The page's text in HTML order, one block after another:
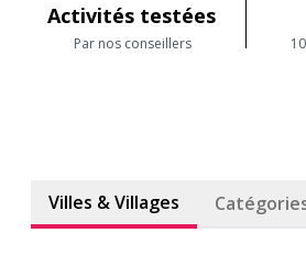
Activités testées
Par nos conseillers
Villes & Villages